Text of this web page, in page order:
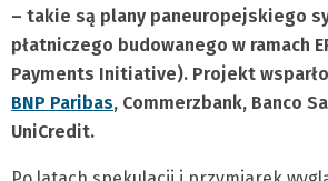
– takie są plany paneuropejskiego
płatniczego budowanego w ramach
Payments Initiative). Projekt
BNP Paribas, Commerzbank, Banco
UniCredit.